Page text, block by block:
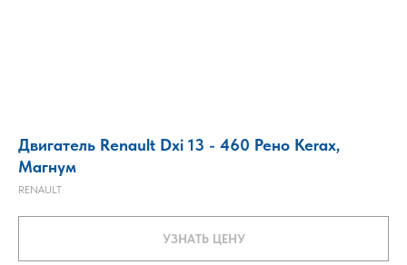
Двигатель Renault Dxi 13 - 460 Рено Kerax,
Магнум
RENAULT
УЗНАТЬ ЦЕНУ